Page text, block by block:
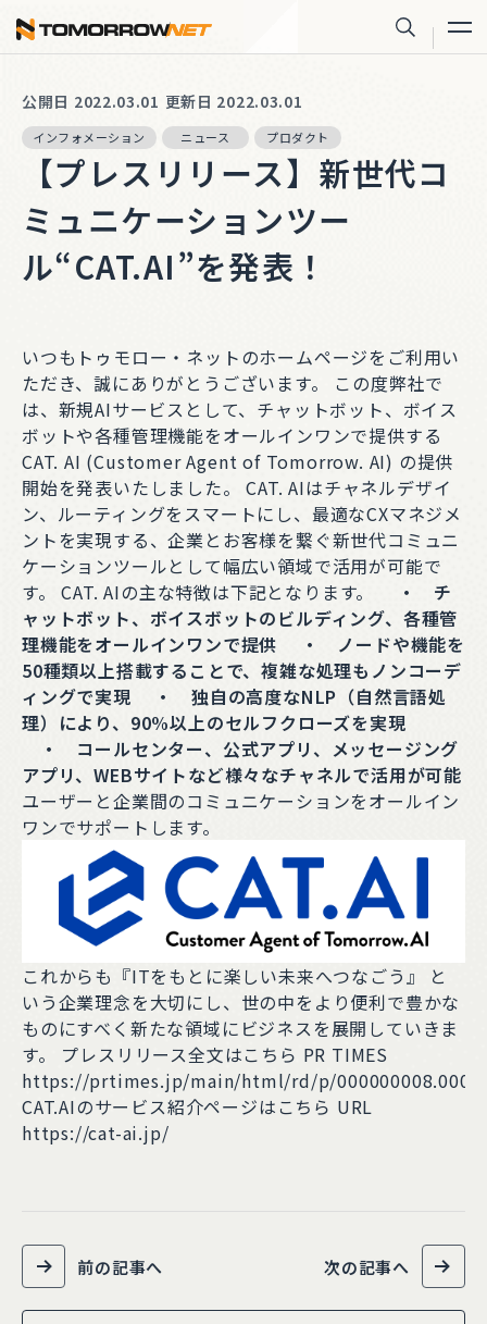
株式会社トゥモロー・ネット
サイト内
公開日 2022.03.01 更新日 2022.03.01
インフォメーション ニュース プロダクト
【プレスリリース】新世代コ
ミュニケーションツー
ル“CAT.AI”を発表！
いつもトゥモロー・ネットのホームページをご利用い
ただき、誠にありがとうございます。 この度弊社で
は、新規AIサービスとして、チャットボット、ボイス
ボットや各種管理機能をオールインワンで提供する
CAT. AI (Customer Agent of Tomorrow. AI) の提供
開始を発表いたしました。 CAT. AIはチャネルデザイ
ン、ルーティングをスマートにし、最適なCXマネジメ
ントを実現する、企業とお客様を繋ぐ新世代コミュニ
ケーションツールとして幅広い領域で活用が可能で
す。 CAT. AIの主な特徴は下記となります。
・ チ
ャットボット、ボイスボットのビルディング、各種管
理機能をオールインワンで提供
・ ノードや機能を
50種類以上搭載することで、複雑な処理もノンコーデ
ィングで実現
・ 独自の高度なNLP（自然言語処
理）により、90%以上のセルフクローズを実現
・ コールセンター、公式アプリ、メッセージング
アプリ、WEBサイトなど様々なチャネルで活用が可能
ユーザーと企業間のコミュニケーションをオールイン
ワンでサポートします。
これからも『ITをもとに楽しい未来へつなごう』 と
いう企業理念を大切にし、世の中をより便利で豊かな
ものにすべく新たな領域にビジネスを展開していきま
す。 プレスリリース全文はこちら PR TIMES
https://prtimes.jp/main/html/rd/p/
CAT.AIのサービス紹介ページは こちら URL
https://cat-ai.jp/
前の記事へ 次の記事へ